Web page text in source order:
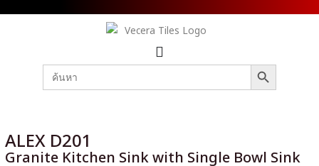
Search
for:
SEARCH BUTTON
ALEX D201
Granite Kitchen Sink with Single Bowl Sink